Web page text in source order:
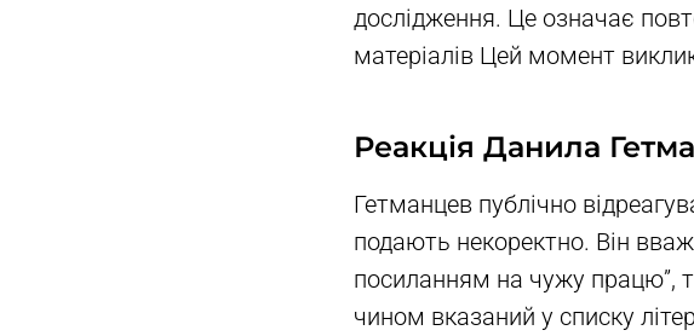
дослідження. Це означає
матеріалів Цей момент
Реакція Данила
Гетманцев публічно
подають некоректно. Він
посиланням на чужу працю”,
чином вказаний у списку